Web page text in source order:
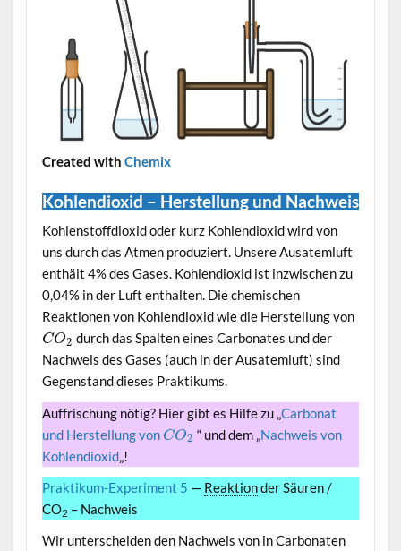
Created with Chemix
Kohlendioxid – Herstellung und Nachweis
Kohlenstoffdioxid oder kurz Kohlendioxid wird von
uns durch das Atmen produziert. Unsere Ausatemluft
enthält 4% des Gases. Kohlendioxid ist inzwischen zu
0,04% in der Luft enthalten. Die chemischen
Reaktionen von Kohlendioxid wie die Herstellung von
CO2 durch das Spalten eines Carbonates und der
Nachweis des Gases (auch in der Ausatemluft) sind
Gegenstand dieses Praktikums.
Auffrischung nötig? Hier gibt es Hilfe zu „Carbonat
und Herstellung von CO2 “ und dem „Nachweis von
Kohlendioxid„!
Praktikum-Experiment 5 — Reaktionder Säuren /
CO2– Nachweis
Wir unterscheiden den Nachweis von in Carbonaten